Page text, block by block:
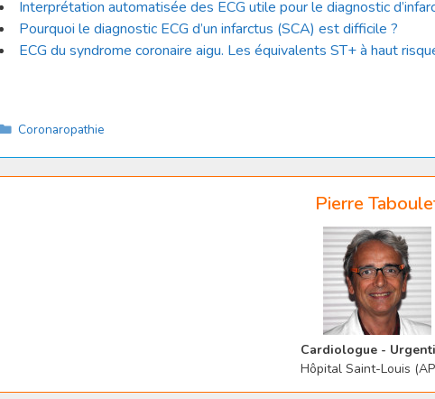
Interprétation automatisée des ECG utile pour le diagnostic
Pourquoi le diagnostic ECG d’un infarctus (SCA) est difficile ?
ECG du syndrome coronaire aigu. Les équivalents ST+ à haut
Catégories
Coronaropathie
Pierre
Cardiologue -
Hôpital Saint-Louis